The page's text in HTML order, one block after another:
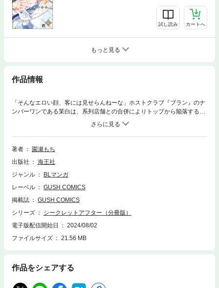
試し読み カートへ
もっと見る
作品情報
「そんなエロい顔、客には見せらんねーな」ホストクラブ『ブラン』のナ
ンバーワンである茉白は、系列店舗との合併によりトップから陥落する。
新店舗のトップに君臨するのは、『ノワール』のナンバーワンだった黎
夜。売上はいいものの傲慢で勤務態度が悪い黎夜に対し、家族の借金を返
すべく必死に働く茉白は激しく幻滅していた。しかし、家族のため常連の
男性客と枕営業しようとしたところを、あろうことか黎夜に知られてしま
業するなら俺にしろ」と言いだして――!?※この作品は単行本版『シーク
レットアフター』に収録されています。重複購入にご注意ください。※本
違いはございませんので、すでに同タイトルをご購入済みのお客様は、重
複購入にご注意ください。
著者
園瀬もち
出版社
海王社
ジャンル
BLマンガ
レーベル
GUSH COMICS
掲載誌
GUSH COMICS
シリーズ
シークレットアフター（分冊版）
電子版配信開始日
2024/08/02
ファイルサイズ
21.56 MB
作品をシェアする